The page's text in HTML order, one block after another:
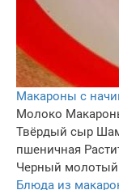
Макароны с
Молоко
Твёрдый сыр
пшеничная
Черный молотый
Блюда из